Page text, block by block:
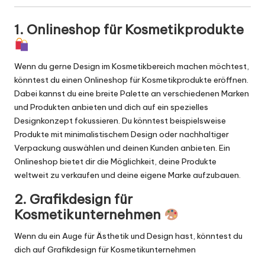
1. Onlineshop für Kosmetikprodukte
Wenn du gerne Design im Kosmetikbereich machen möchtest,
könntest du einen Onlineshop für Kosmetikprodukte eröffnen.
Dabei kannst du eine breite Palette an verschiedenen Marken
und Produkten anbieten und dich auf ein spezielles
Designkonzept fokussieren. Du könntest beispielsweise
Produkte mit minimalistischem Design oder nachhaltiger
Verpackung auswählen und deinen Kunden anbieten. Ein
Onlineshop bietet dir die Möglichkeit, deine Produkte
weltweit zu verkaufen und deine eigene Marke aufzubauen.
2. Grafikdesign für
Kosmetikunternehmen
Wenn du ein Auge für Ästhetik und Design hast, könntest du
dich auf Grafikdesign für Kosmetikunternehmen